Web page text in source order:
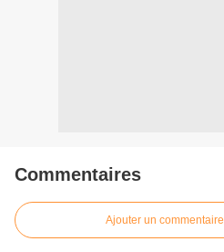
Commentaires
Ajouter un commentaire